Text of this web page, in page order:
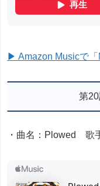
▶ Amazon Musicで
第20
・曲名：Plowed 歌